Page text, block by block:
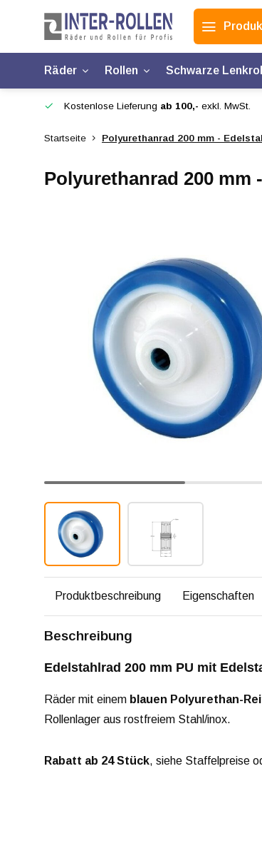
Räder Rollen Schwarze
Kostenlose Lieferung ab 100,- exkl. MwSt.
Startseite Polyurethanrad 200 mm -
Polyurethanrad 200 mm
Produktbeschreibung Eigenschaften
Beschreibung
Edelstahlrad 200 mm PU mit
Räder mit einem blauen Polyurethan-
Rollenlager aus rostfreiem Stahl/inox.
Rabatt ab 24 Stück, siehe Staffelpreise